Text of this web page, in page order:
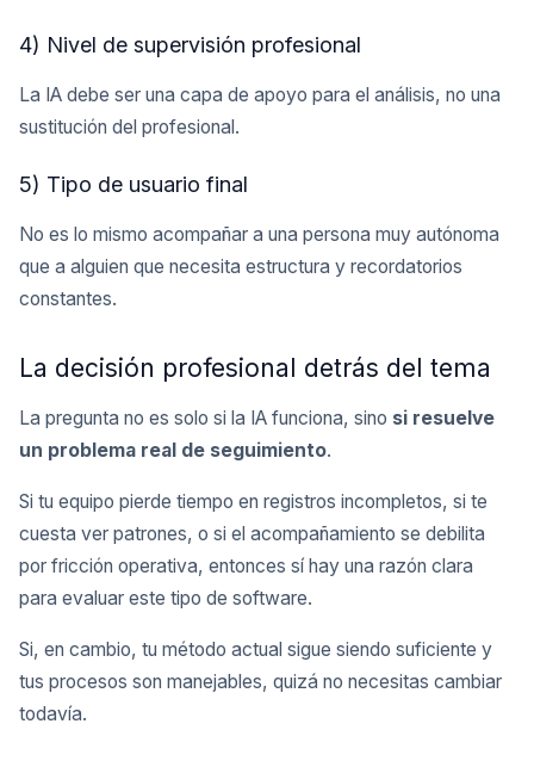
4) Nivel de supervisión profesional
La IA debe ser una capa de apoyo para el análisis, no una
sustitución del profesional.
5) Tipo de usuario final
No es lo mismo acompañar a una persona muy autónoma
que a alguien que necesita estructura y recordatorios
constantes.
La decisión profesional detrás del tema
La pregunta no es solo si la IA funciona, sino si resuelve
un problema real de seguimiento.
Si tu equipo pierde tiempo en registros incompletos, si te
cuesta ver patrones, o si el acompañamiento se debilita
por fricción operativa, entonces sí hay una razón clara
para evaluar este tipo de software.
Si, en cambio, tu método actual sigue siendo suficiente y
tus procesos son manejables, quizá no necesitas cambiar
todavía.